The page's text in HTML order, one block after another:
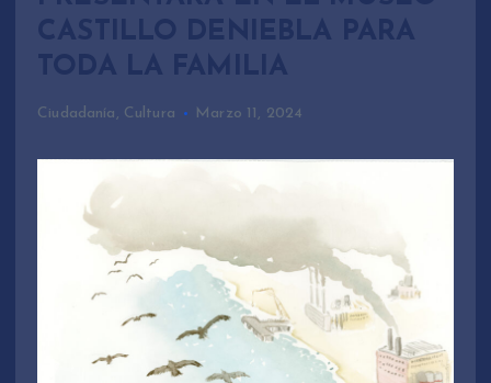
CASTILLO DENIEBLA PARA
TODA LA FAMILIA
Ciudadanía , Cultura Marzo 11, 2024